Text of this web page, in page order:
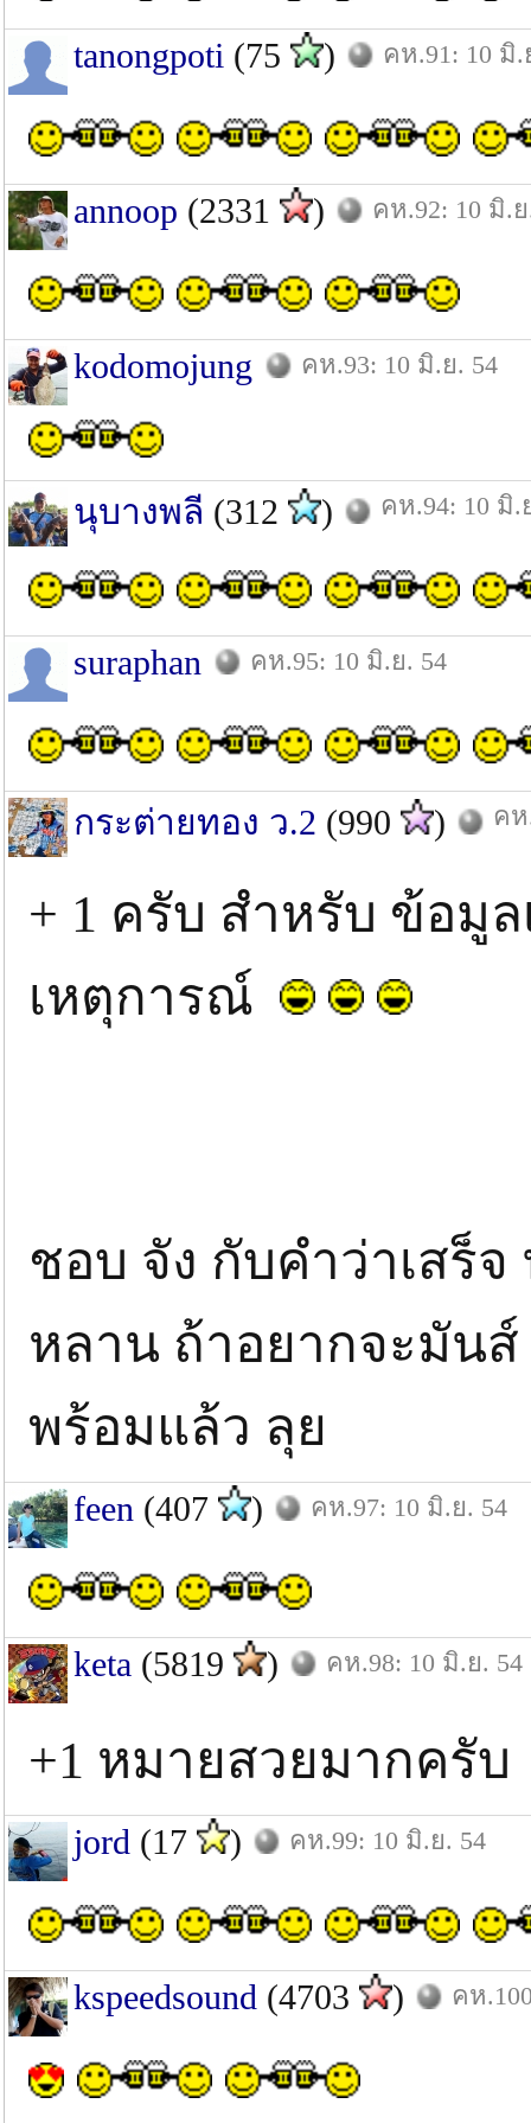
tanongpoti (75 ) คห.91: 10 มิ.
annoop (2331 ) คห.92: 10 มิ.
kodomojung คห.93: 10 มิ.ย. 54
นุบางพลี (312 ) คห.94: 10 มิ.
suraphan คห.95: 10 มิ.ย. 54
กระต่ายทอง ว.2 (990 ) คห
+ 1 ครับ สำหรับ ข้อมู
เหตุการณ์
ชอบ จัง กับคำว่าเสร็
หลาน ถ้าอยากจะมันส์
พร้อมแล้ว ลุย
feen (407 ) คห.97: 10 มิ.ย. 54
keta (5819 ) คห.98: 10 มิ.ย. 54
+1 หมายสวยมากครั
jord (17 ) คห.99: 10 มิ.ย. 54
kspeedsound (4703 ) คห